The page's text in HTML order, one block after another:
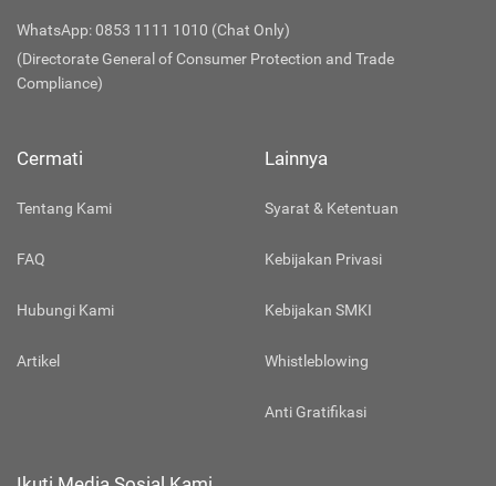
WhatsApp: 0853 1111 1010 (Chat Only)
(Directorate General of Consumer Protection and Trade
Compliance)
Cermati
Tentang Kami
FAQ
Hubungi Kami
Artikel
Lainnya
Syarat & Ketentuan
Kebijakan Privasi
Kebijakan SMKI
Whistleblowing
Anti Gratifikasi